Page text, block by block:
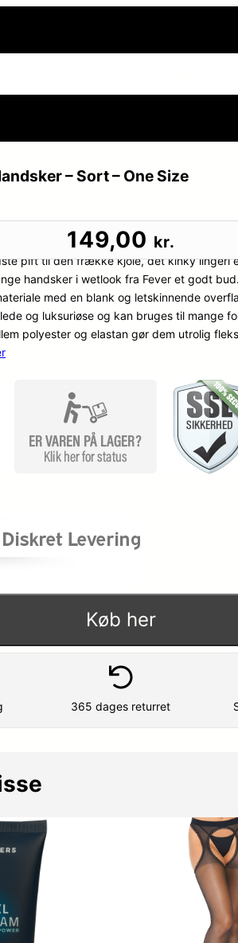
– Sort – One Size
149,00 kr.
pift til den frække kjole, det kinky lingeri
handsker i wetlook fra Fever et godt
med en blank og letskinnende
og luksuriøse og kan bruges til mange
polyester og elastan gør dem utrolig
Køb her
365 dages returret